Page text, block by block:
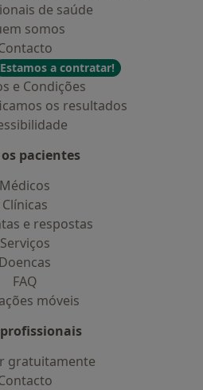
de saúde
somos
Estamos a contratar!
e Condições
os resultados
pacientes
Médicos
Clínicas
e respostas
Serviços
Doencas
FAQ
móveis
gratuitamente